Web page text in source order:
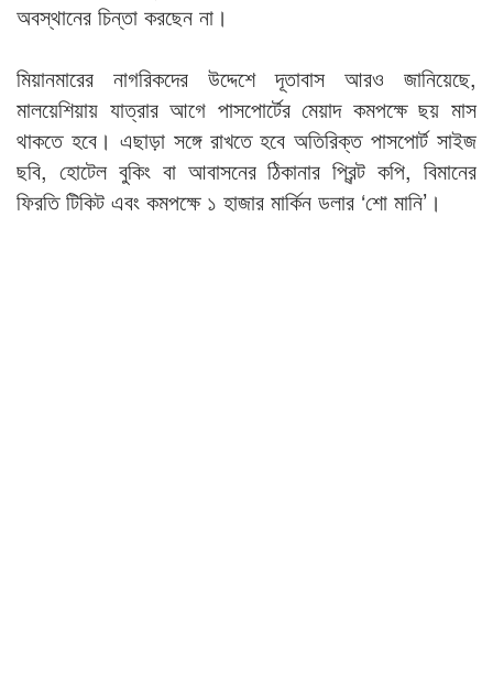
অবস্থানের চিন্তা করছেন না।
মিয়ানমারের নাগরিকদের উদ্দেশে দূতাবাস আরও জানিয়েছে,
মালয়েশিয়ায় যাত্রার আগে পাসপোর্টের মেয়াদ কমপক্ষে ছয় মাস
থাকতে হবে। এছাড়া সঙ্গে রাখতে হবে অতিরিক্ত পাসপোর্ট সাইজ
ছবি, হোটেল বুকিং বা আবাসনের ঠিকানার প্রিন্ট কপি, বিমানের
ফিরতি টিকিট এবং কমপক্ষে ১ হাজার মার্কিন ডলার ‘শো মানি’।